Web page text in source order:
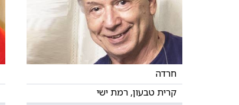
חרדה
קרית טבעון, רמת ישי